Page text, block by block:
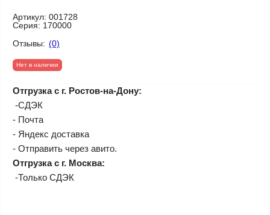
Артикул: 001728
Серия: 170000
Отзывы: (0)
Нет в наличии
Отгрузка с г. Ростов-на-Дону:
-СДЭК
- Почта
- Яндекс доставка
- Отправить через авито.
Отгрузка с г. Москва:
-Только СДЭК